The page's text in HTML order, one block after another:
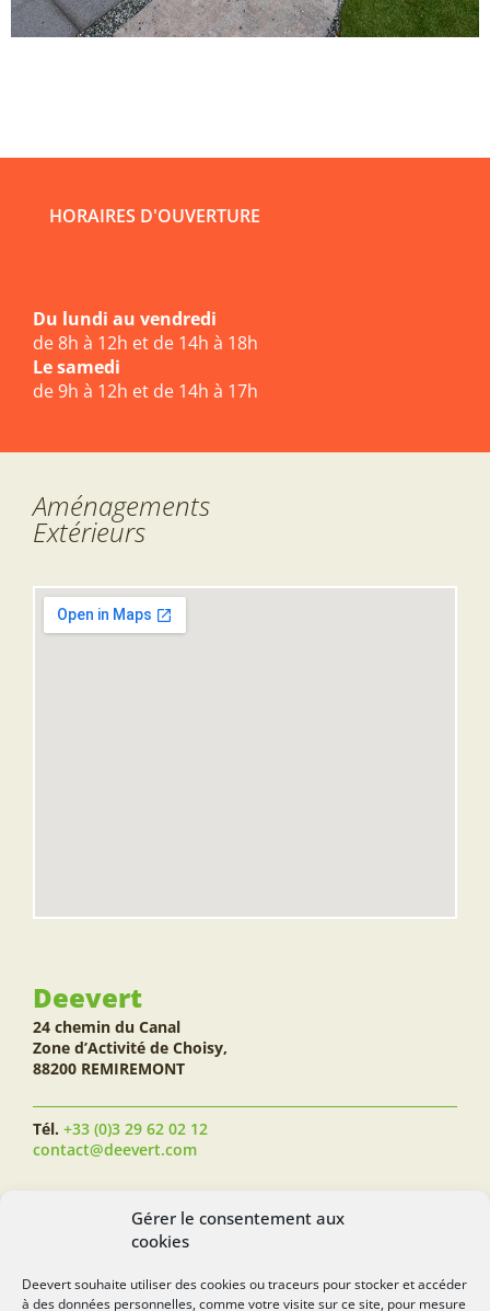
Gérer le consentement aux
cookies
Deevert souhaite utiliser des cookies ou traceurs pour stocker et accéder
à des données personnelles, comme votre visite sur ce site, pour mesure
HORAIRES D'OUVERTURE
Du lundi au vendredi
de 8h à 12h et de 14h à 18h
Le samedi
de 9h à 12h et de 14h à 17h
Aménagements
Extérieurs
Deevert
24 chemin du Canal
Zone d’Activité de Choisy,
88200 REMIREMONT
Tél. +33 (0)3 29 62 02 12
contact@deevert.com
SUIVEZ-NOUS...